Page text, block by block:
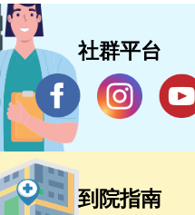
社群平台
到院指南